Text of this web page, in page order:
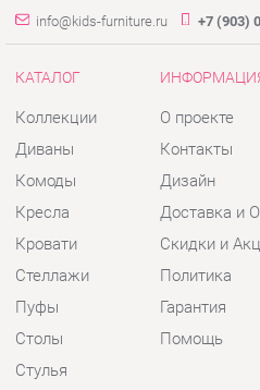
Пуфы
Столы
Стулья
Тумбы
Шкафы
Комплектующие
Гарантия
Помощь
КОНТАКТЫ
Шоурум и склад самовывоза